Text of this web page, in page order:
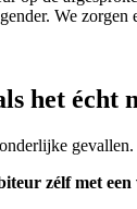
We zorgen
het écht
zélf met